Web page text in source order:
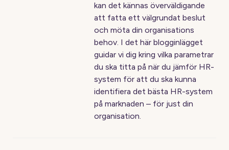
kan det kännas överväldigande
att fatta ett välgrundat beslut
och möta din organisations
behov. I det här blogginlägget
guidar vi dig kring vilka parametrar
du ska titta på när du jämför HR-
system för att du ska kunna
identifiera det bästa HR-system
på marknaden – för just din
organisation.